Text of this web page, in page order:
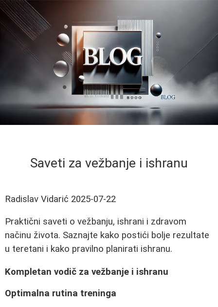
Saveti za vežbanje i ishranu
Radislav Vidarić 2025-07-22
Praktični saveti o vežbanju, ishrani i zdravom
načinu života. Saznajte kako postići bolje rezultate
u teretani i kako pravilno planirati ishranu.
Kompletan vodič za vežbanje i ishranu
Optimalna rutina treninga